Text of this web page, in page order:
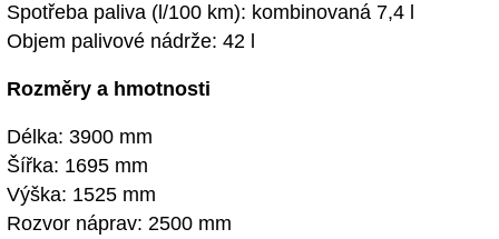
Spotřeba paliva (l/100 km): kombinovaná 7,4 l
Objem palivové nádrže: 42 l
Rozměry a hmotnosti
Délka: 3900 mm
Šířka: 1695 mm
Výška: 1525 mm
Rozvor náprav: 2500 mm